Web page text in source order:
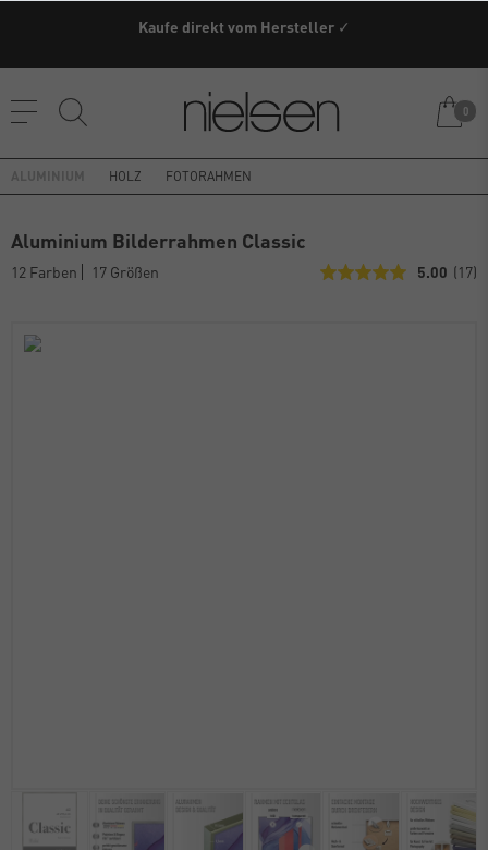
Kaufe direkt vom Hersteller ✓
0
HOLZ FOTORAHMEN
Aluminium Bilderrahmen Classic
12 Farben 17 Größen 5.00 (17)